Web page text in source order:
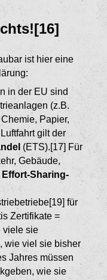
ist hier eine
in der EU sind
(z.B.
Papier,
gilt der
(ETS).[17] Für
Gebäude,
Effort-Sharing-
für
Zertifikate =
viele sie
wie viel sie bisher
Jahres müssen
wie sie